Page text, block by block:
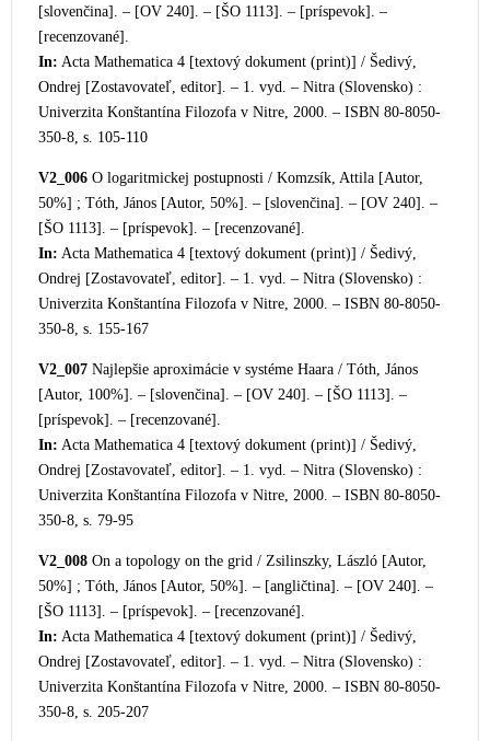
[slovenčina]. – [OV 240]. – [ŠO 1113]. – [príspevok]. –
[recenzované].
In: Acta Mathematica 4 [textový dokument (print)] / Šedivý,
Ondrej [Zostavovateľ, editor]. – 1. vyd. – Nitra (Slovensko) :
Univerzita Konštantína Filozofa v Nitre, 2000. – ISBN 80-8050-
350-8, s. 105-110
V2_006 O logaritmickej postupnosti / Komzsík, Attila [Autor,
50%] ; Tóth, János [Autor, 50%]. – [slovenčina]. – [OV 240]. –
[ŠO 1113]. – [príspevok]. – [recenzované].
In: Acta Mathematica 4 [textový dokument (print)] / Šedivý,
Ondrej [Zostavovateľ, editor]. – 1. vyd. – Nitra (Slovensko) :
Univerzita Konštantína Filozofa v Nitre, 2000. – ISBN 80-8050-
350-8, s. 155-167
V2_007 Najlepšie aproximácie v systéme Haara / Tóth, János
[Autor, 100%]. – [slovenčina]. – [OV 240]. – [ŠO 1113]. –
[príspevok]. – [recenzované].
In: Acta Mathematica 4 [textový dokument (print)] / Šedivý,
Ondrej [Zostavovateľ, editor]. – 1. vyd. – Nitra (Slovensko) :
Univerzita Konštantína Filozofa v Nitre, 2000. – ISBN 80-8050-
350-8, s. 79-95
V2_008 On a topology on the grid / Zsilinszky, László [Autor,
50%] ; Tóth, János [Autor, 50%]. – [angličtina]. – [OV 240]. –
[ŠO 1113]. – [príspevok]. – [recenzované].
In: Acta Mathematica 4 [textový dokument (print)] / Šedivý,
Ondrej [Zostavovateľ, editor]. – 1. vyd. – Nitra (Slovensko) :
Univerzita Konštantína Filozofa v Nitre, 2000. – ISBN 80-8050-
350-8, s. 205-207